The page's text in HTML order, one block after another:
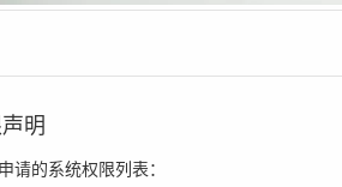
明
请的系统权限列表：